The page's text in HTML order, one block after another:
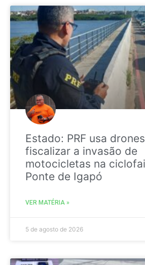
Estado: PRF usa
fiscalizar a invasão de
motocicletas na
Ponte de Igapó
VER MATÉRIA »
5 de agosto de 2026